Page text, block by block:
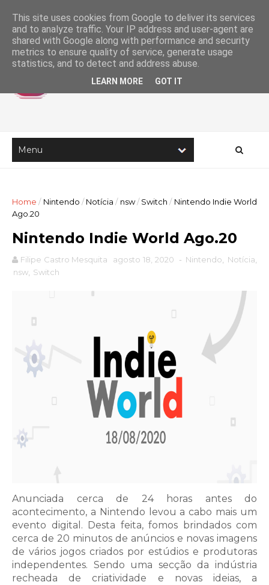
Home / Nintendo / Notícia / nsw / Switch / Nintendo Indie World
Ago.20
Nintendo Indie World Ago.20
Filipe Castro Mesquita agosto 18, 2020 - Nintendo Notícia
nsw Switch
Anunciada cerca de 24 horas antes do
acontecimento, a Nintendo levou a cabo mais um
evento digital. Desta feita, fomos brindados com
cerca de 20 minutos de anúncios e novas imagens
de vários jogos criados por estúdios e produtoras
independentes. Sendo uma secção da indústria
recheada de criatividade e novas ideias, a
This site uses cookies from Google to deliver its services
and to analyze traffic. Your IP address and user-agent are
shared with Google along with performance and security
metrics to ensure quality of service, generate usage
statistics, and to detect and address abuse.
LEARN MORE GOT IT